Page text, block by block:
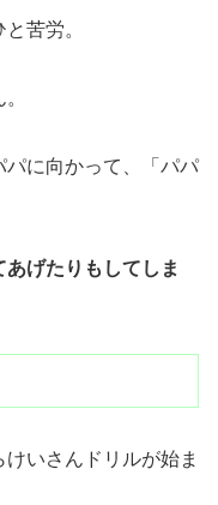
苦労。
に向かって、「パパ
げたりもしてしま
いさんドリルが始ま